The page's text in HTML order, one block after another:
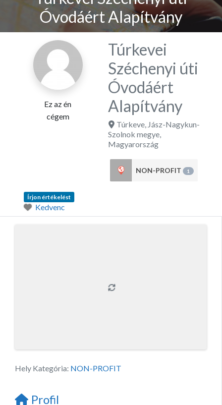
Óvodáért Alapítvány
Ez az én
cégem
Túrkevei
Széchenyi úti
Óvodáért
Alapítvány
Túrkeve, Jász-Nagykun-
Szolnok megye,
Magyarország
NON-PROFIT 1
Írjon értékelést
Kedvenc
Hely Kategória: NON-PROFIT
Profil